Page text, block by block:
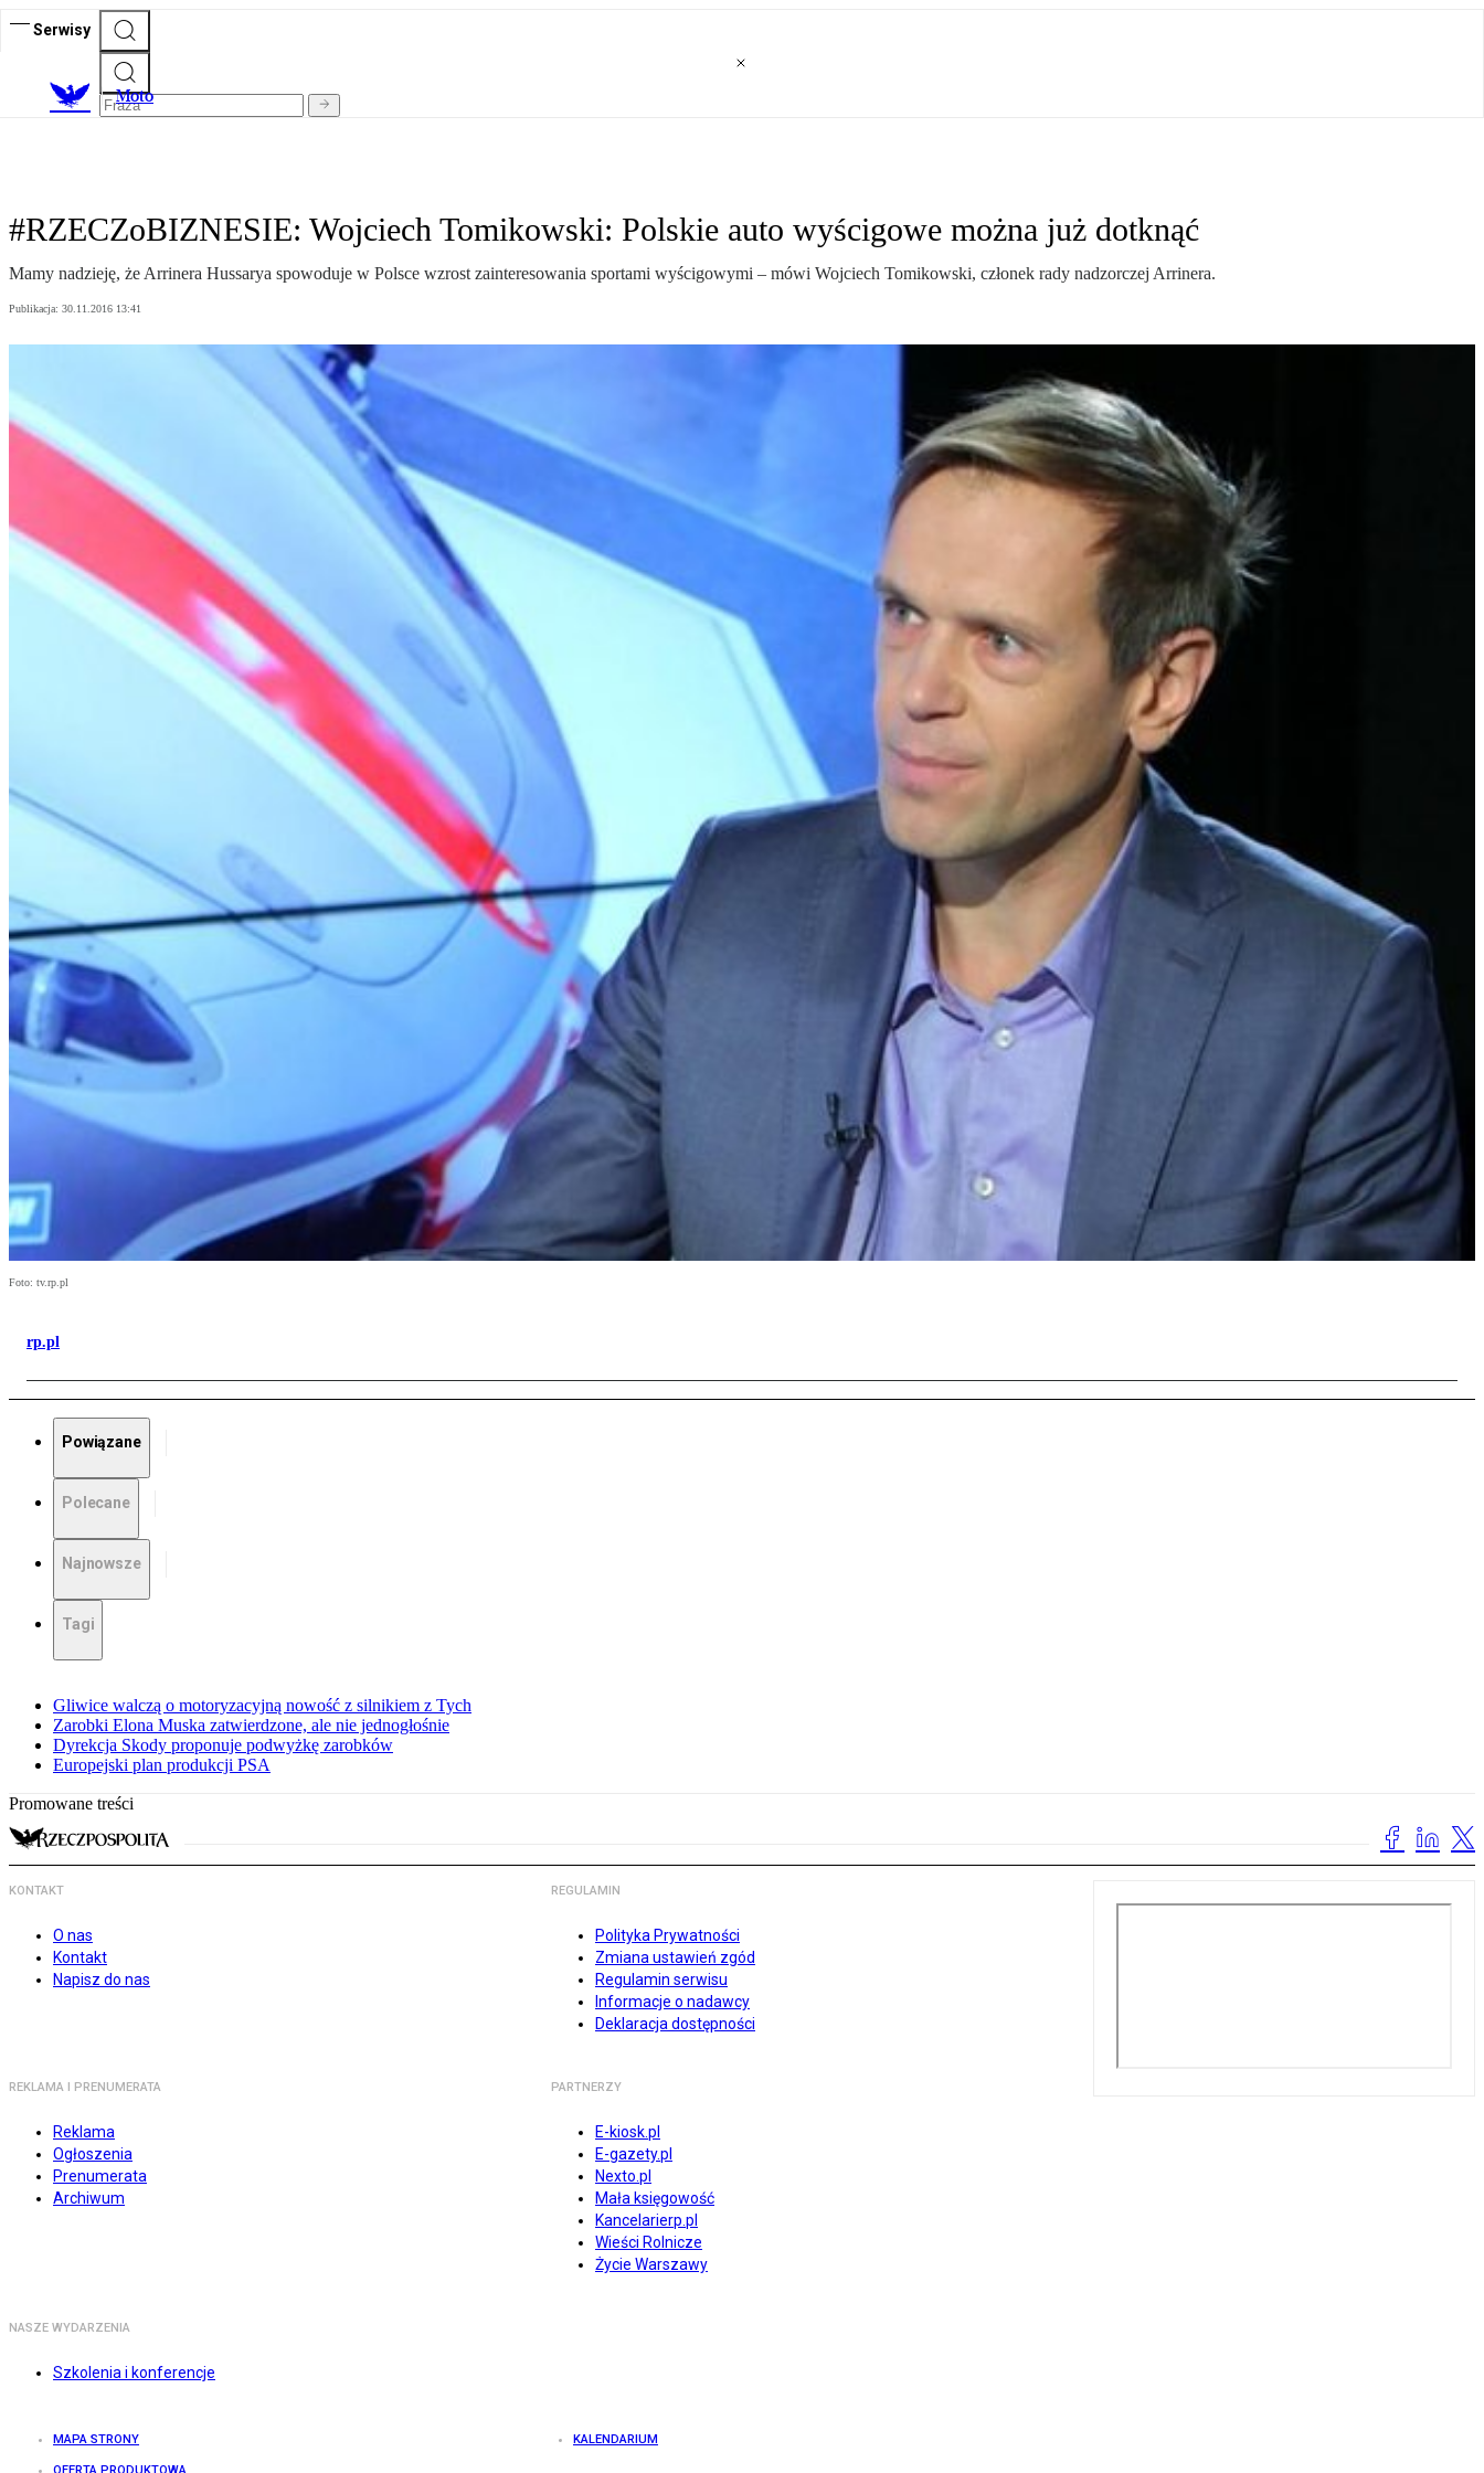
Serwisy
Moto
#RZECZoBIZNESIE: Wojciech Tomikowski: Polskie auto wyścigowe można już dotknąć
Mamy nadzieję, że Arrinera Hussarya spowoduje w Polsce wzrost zainteresowania sportami wyścigowymi – mówi Wojciech Tomikowski, członek rady nadzorczej Arrinera.
Publikacja: 30.11.2016 13:41
Foto: tv.rp.pl
rp.pl
Powiązane
Polecane
Najnowsze
Tagi
Gliwice walczą o motoryzacyjną nowość z silnikiem z Tych
Zarobki Elona Muska zatwierdzone, ale nie jednogłośnie
Dyrekcja Skody proponuje podwyżkę zarobków
Europejski plan produkcji PSA
Promowane treści
KONTAKT
O nas
Kontakt
Napisz do nas
REGULAMIN
Polityka Prywatności
Zmiana ustawień zgód
Regulamin serwisu
Informacje o nadawcy
Deklaracja dostępności
REKLAMA I PRENUMERATA
Reklama
Ogłoszenia
Prenumerata
Archiwum
PARTNERZY
E-kiosk.pl
E-gazety.pl
Nexto.pl
Mała księgowość
Kancelarierp.pl
Wieści Rolnicze
Życie Warszawy
NASZE WYDARZENIA
Szkolenia i konferencje
MAPA STRONY KALENDARIUM